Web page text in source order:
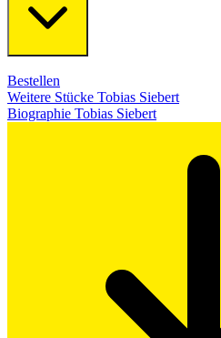
Bestellen
Weitere Stücke Tobias Siebert
Biographie Tobias Siebert